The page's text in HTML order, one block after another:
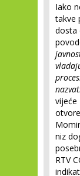
Iako
takve
dosta
vijeće
niz
RTV